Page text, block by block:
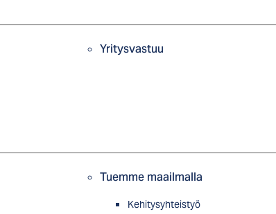
Yritysvastuu
Tuemme maailmalla
Kehitysyhteistyö